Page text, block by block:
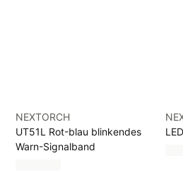
NEXTORCH
UT51L Rot-blau blinkendes
Warn-Signalband